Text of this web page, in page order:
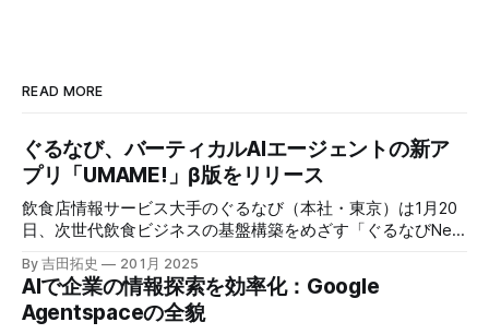
READ MORE
ぐるなび、バーティカルAIエージェントの新ア
プリ「UMAME!」β版をリリース
飲食店情報サービス大手のぐるなび（本社・東京）は1月20
日、次世代飲食ビジネスの基盤構築をめざす「ぐるなびNext
プロジェクト」の初成果として、新たな飲食店探索アプリ
「UMAME!（うまみー！）」のβ版を公開した。
By 吉田拓史 20 1月 2025
AIで企業の情報探索を効率化：Google
Agentspaceの全貌